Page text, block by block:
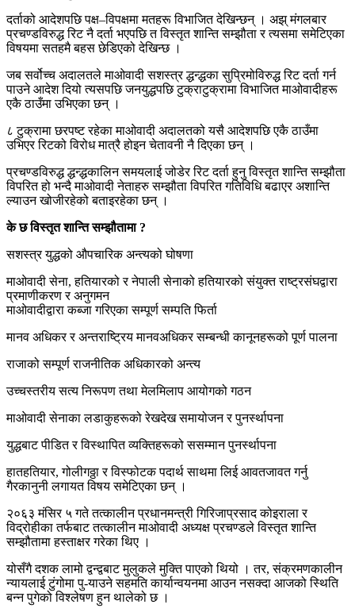
दर्ताको आदेशपछि पक्ष–विपक्षमा मतहरू विभाजित देखिन्छन् । अझ् मंगलबार
प्रचण्डविरुद्ध रिट नै दर्ता भएपछि त विस्तृत शान्ति सम्झौता र त्यसमा समेटिएका
विषयमा सतहमै बहस छेडिएको देखिन्छ ।
जब सर्वोच्च अदालतले माओवादी सशस्त्र द्धन्द्धका सुप्रिमोविरुद्ध रिट दर्ता गर्न
पाउने आदेश दियो त्यसपछि जनयुद्धपछि टुक्राटुक्रामा विभाजित माओवादीहरू
एकै ठाउँमा उभिएका छन् ।
८ टुक्रामा छरपष्ट रहेका माओवादी अदालतको यसै आदेशपछि एकै ठाउँमा
उभिएर रिटको विरोध मात्रै होइन चेतावनी नै दिएका छन् ।
प्रचण्डविरुद्ध द्धन्द्धकालिन समयलाई जोडेर रिट दर्ता हुनु विस्तृत शान्ति सम्झौता
विपरित हो भन्दै माओवादी नेताहरु सम्झौता विपरित गतिविधि बढाएर अशान्ति
ल्याउन खोजीरहेको बताइरहेका छन् ।
के छ विस्तृत शान्ति सम्झौतामा ?
सशस्त्र युद्धको औपचारिक अन्त्यको घोषणा
माओवादी सेना, हतियारको र नेपाली सेनाको हतियारको संयुक्त राष्ट्रसंघद्वारा
प्रमाणीकरण र अनुगमन
माओवादीद्वारा कब्जा गरिएका सम्पूर्ण सम्पति फिर्ता
मानव अधिकर र अन्तराष्ट्रिय मानवअधिकर सम्बन्धी कानूनहरूको पूर्ण पालना
राजाको सम्पूर्ण राजनीतिक अधिकारको अन्त्य
उच्चस्तरीय सत्य निरूपण तथा मेलमिलाप आयोगको गठन
माओवादी सेनाका लडाकुहरूको रेखदेख समायोजन र पुनर्स्थापना
युद्धबाट पीडित र विस्थापित व्यक्तिहरूको ससम्मान पुनर्स्थापना
हातहतियार, गोलीगठ्ठा र विस्फोटक पदार्थ साथमा लिई आवतजावत गर्नु
गैरकानुनी लगायत विषय समेटिएका छन् ।
२०६३ मंसिर ५ गते तत्कालीन प्रधानमन्त्री गिरिजाप्रसाद कोइराला र
विद्रोहीका तर्फबाट तत्कालीन माओवादी अध्यक्ष प्रचण्डले विस्तृत शान्ति
सम्झौतामा हस्ताक्षर गरेका थिए ।
योसँगै दशक लामो द्वन्द्वबाट मुलुकले मुक्ति पाएको थियो । तर, संक्रमणकालीन
न्यायलाई टुंगोमा पु-याउने सहमति कार्यान्वयनमा आउन नसक्दा आजको स्थिति
बन्न पुगेको विश्लेषण हुन थालेको छ ।